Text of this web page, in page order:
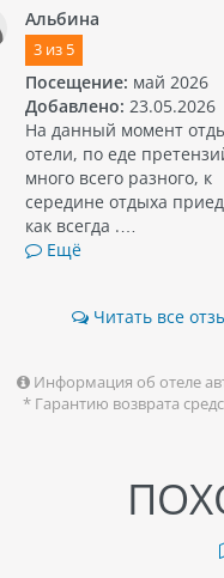
Альбина
3из 5
Посещение: май 2026
Добавлено: 23.05.2026
На данный момент
отели, по еде
много всего разного, к
середине отдыха
как всегда .…
Ещё
Читать все
Информация об отеле
* Гарантию возврата